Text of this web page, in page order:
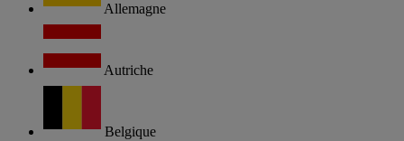
Allemagne
Autriche
Belgique